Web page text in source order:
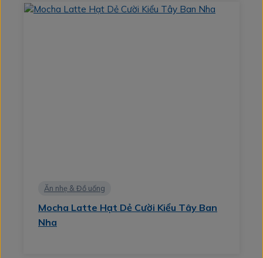
Ăn nhẹ & Đồ uống
Mocha Latte Hạt Dẻ Cười Kiểu Tây Ban
Nha